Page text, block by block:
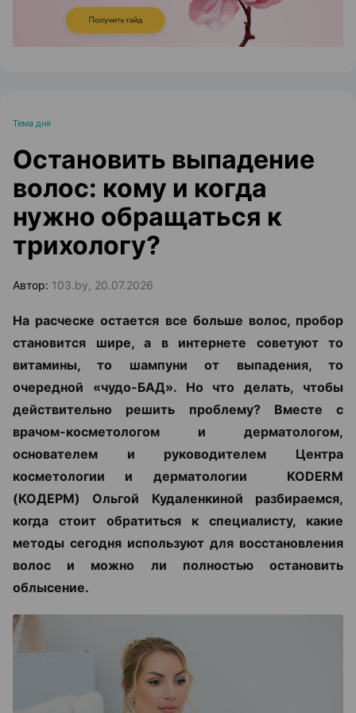
Тема дня
Остановить выпадение
волос: кому и когда
нужно обращаться к
трихологу?
Автор: 103.by, 20.07.2026
На расческе остается все больше волос, пробор
становится шире, а в интернете советуют то
витамины, то шампуни от выпадения, то
очередной «чудо-БАД». Но что делать, чтобы
действительно решить проблему? Вместе с
врачом-косметологом и дерматологом,
основателем и руководителем Центра
косметологии и дерматологии KODERM
(КОДЕРМ) Ольгой Кудаленкиной разбираемся,
когда стоит обратиться к специалисту, какие
методы сегодня используют для восстановления
волос и можно ли полностью остановить
облысение.